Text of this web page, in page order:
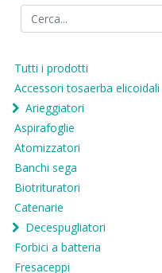
Tutti i prodotti
Accessori tosaerba elicoidali
Arieggiatori
Aspirafoglie
Atomizzatori
Banchi sega
Biotrituratori
Catenarie
Decespugliatori
Forbici a batteria
Fresaceppi